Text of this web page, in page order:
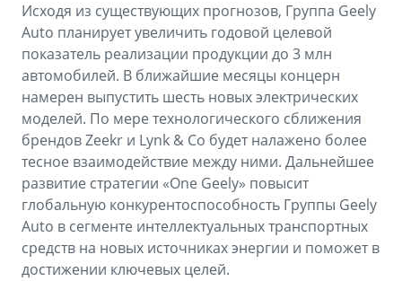
Исходя из существующих прогнозов, Группа Geely
Auto планирует увеличить годовой целевой
показатель реализации продукции до 3 млн
автомобилей. В ближайшие месяцы концерн
намерен выпустить шесть новых электрических
моделей. По мере технологического сближения
брендов Zeekr и Lynk & Co будет налажено более
тесное взаимодействие между ними. Дальнейшее
развитие стратегии «One Geely» повысит
глобальную конкурентоспособность Группы Geely
Auto в сегменте интеллектуальных транспортных
средств на новых источниках энергии и поможет в
достижении ключевых целей.